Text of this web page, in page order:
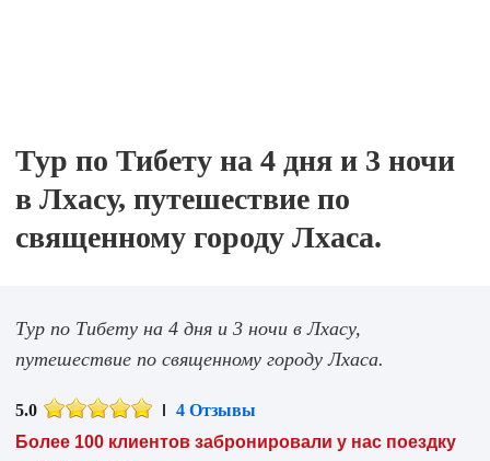
Тур по Тибету на 4 дня и 3 ночи
в Лхасу, путешествие по
священному городу Лхаса.
Тур по Тибету на 4 дня и 3 ночи в Лхасу,
путешествие по священному городу Лхаса.
5.0
4 Отзывы
Более 100 клиентов забронировали у нас поездку